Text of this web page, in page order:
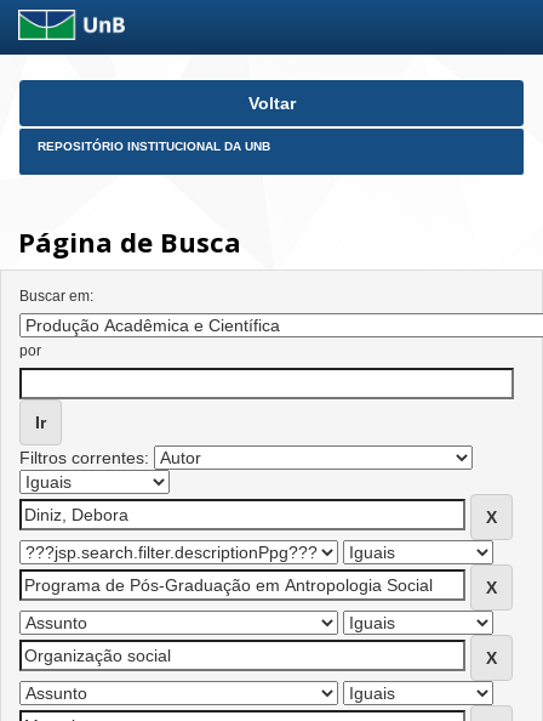
Skip
Voltar
REPOSITÓRIO INSTITUCIONAL DA UNB
Página de Busca
Buscar em:
por
Filtros correntes: